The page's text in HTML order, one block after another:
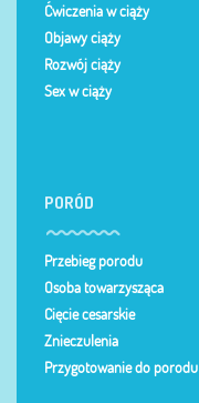
Ćwiczenia w ciąży
Objawy ciąży
Rozwój ciąży
Sex w ciąży
PORÓD
Przebieg porodu
Osoba towarzysząca
Cięcie cesarskie
Znieczulenia
Przygotowanie do porodu